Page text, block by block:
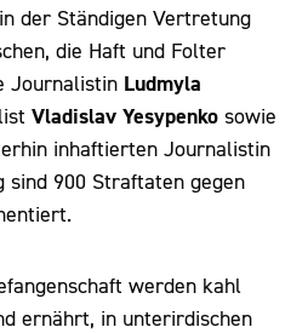
der Ständigen Vertretung
die Haft und Folter
Journalistin Ludmyla
Vladislav Yesypenko sowie
inhaftierten Journalistin
sind 900 Straftaten gegen
werden kahl
ernährt, in unterirdischen